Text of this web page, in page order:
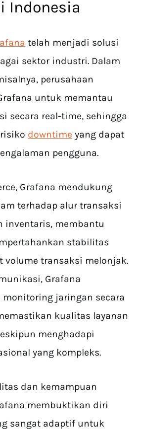
Indonesia
telah menjadi solusi
sektor industri. Dalam
perusahaan
untuk memantau
secara real-time, sehingga
downtime yang dapat
pengguna.
Grafana mendukung
terhadap alur transaksi
inventaris, membantu
stabilitas
volume transaksi melonjak.
Grafana
jaringan secara
kualitas layanan
menghadapi
yang kompleks.
dan kemampuan
membuktikan diri
sangat adaptif untuk